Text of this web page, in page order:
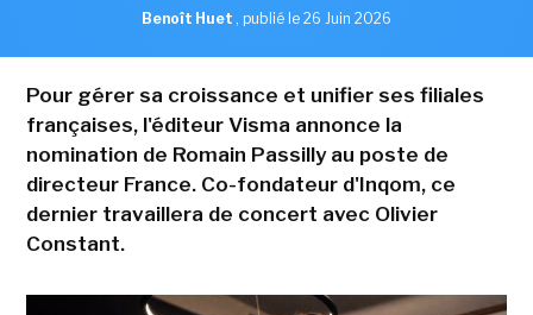
Benoît Huet , publié le 26 Juin 2026
Pour gérer sa croissance et unifier ses filiales
françaises, l'éditeur Visma annonce la
nomination de Romain Passilly au poste de
directeur France. Co-fondateur d'Inqom, ce
dernier travaillera de concert avec Olivier
Constant.